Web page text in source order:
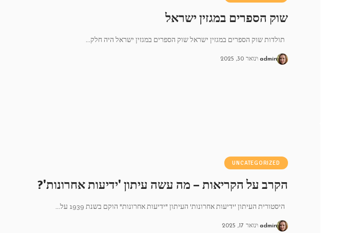
שוק הספרים במגזין ישראל
תולדות שוק הספרים במגזין ישראל שוק הספרים במגזין ישראל היה חלק…
admin ינואר 30, 2025
UNCATEGORIZED
הקרב על הקריאות – מה עשה עיתון 'ידיעות אחרונות'?
היסטורית העיתון 'ידיעות אחרונות' העיתון "ידיעות אחרונות" הוקם בשנת 1939 על …
admin ינואר 17, 2025